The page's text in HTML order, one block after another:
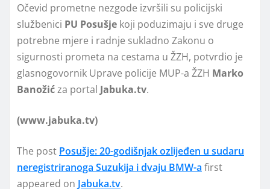
Očevid prometne nezgode izvršili su policijski
službenici PU Posušje koji poduzimaju i sve druge
potrebne mjere i radnje sukladno Zakonu o
sigurnosti prometa na cestama u ŽZH, potvrdio je
glasnogovornik Uprave policije MUP-a ŽZH Marko
Banožićza portal Jabuka.tv.
(www.jabuka.tv)
The post Posušje: 20-godišnjak ozlijeđen u sudaru
neregistriranoga Suzukija i dvaju BMW-a first
appeared on Jabuka.tv.